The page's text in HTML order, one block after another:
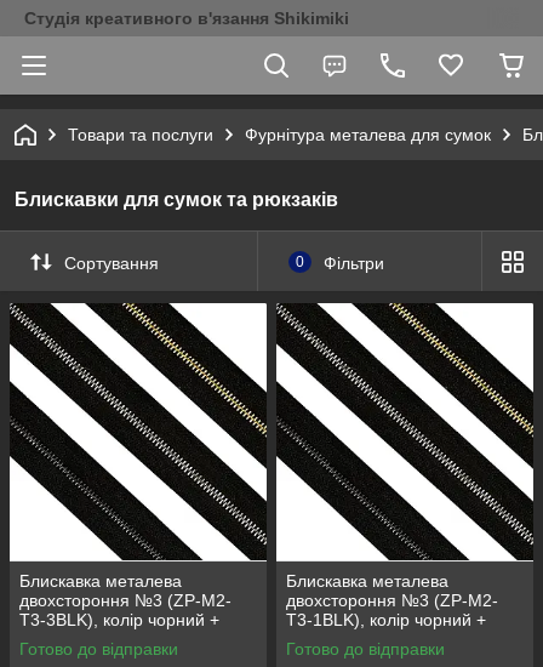
Студія креативного в'язання Shikimiki
Товари та послуги Фурнітура металева для сумок
Блискавки для сумок та рюкзаків
Сортування 0 Фільтри
Блискавка металева
двохстороння №3 (ZP-M2-
T3-3BLK), колір чорний +
золото
Готово до відправки
Блискавка металева
двохстороння №3 (ZP-M2-
T3-1BLK), колір чорний +
нікель
Готово до відправки